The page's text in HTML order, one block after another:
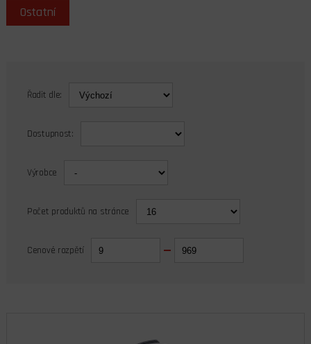
Ostatní
Řadit dle:
Dostupnost:
Výrobce
Počet produktů na stránce
Cenové rozpětí